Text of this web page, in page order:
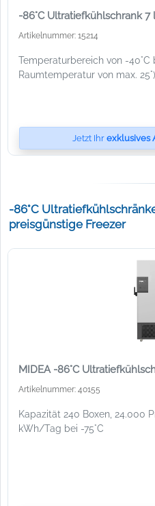
-86°C Ultratiefkühlschrank 7
Artikelnummer: 15214
Temperaturbereich von -40°C
Raumtemperatur von max. 25°)
Jetzt Ihr exklusives
-86°C
preisgünstige Freezer
MIDEA -86°C
Artikelnummer: 40155
Kapazität 240 Boxen, 24.000
kWh/Tag bei -75°C